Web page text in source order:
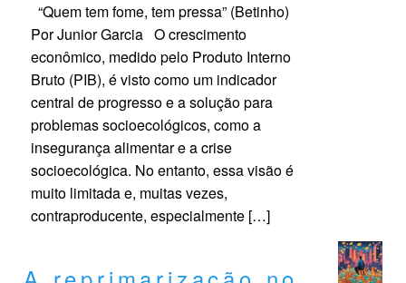
“Quem tem fome, tem pressa” (Betinho)
Por Junior Garcia O crescimento
econômico, medido pelo Produto Interno
Bruto (PIB), é visto como um indicador
central de progresso e a solução para
problemas socioecológicos, como a
insegurança alimentar e a crise
socioecológica. No entanto, essa visão é
muito limitada e, muitas vezes,
contraproducente, especialmente […]